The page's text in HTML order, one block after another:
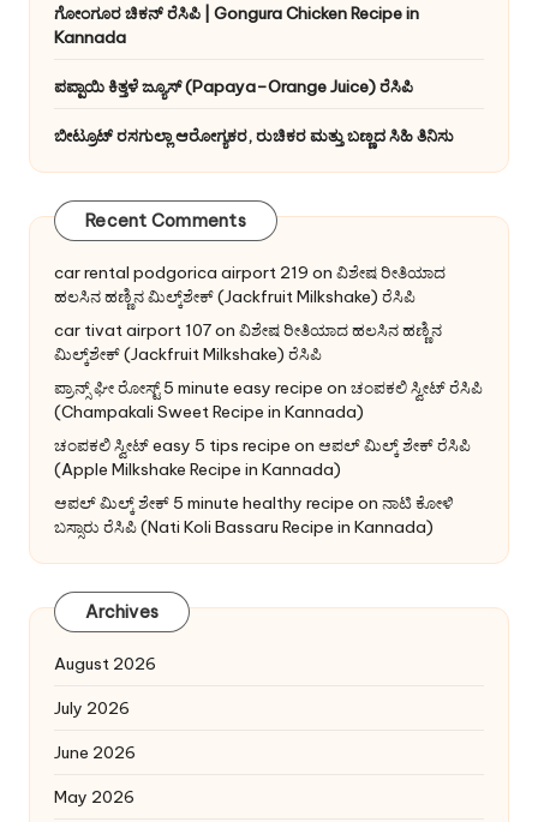
ಗೋಂಗೂರ ಚಿಕನ್ ರೆಸಿಪಿ | Gongura Chicken Recipe in
Kannada
ಪಪ್ಪಾಯಿ ಕಿತ್ತಳೆ ಜ್ಯೂಸ್ (Papaya–Orange Juice) ರೆಸಿಪಿ
ಬೀಟ್ರೂಟ್ ರಸಗುಲ್ಲಾ ಆರೋಗ್ಯಕರ, ರುಚಿಕರ ಮತ್ತು ಬಣ್ಣದ ಸಿಹಿ ತಿನಿಸು
Recent Comments
car rental podgorica airport 219 on ವಿಶೇಷ ರೀತಿಯಾದ
ಹಲಸಿನ ಹಣ್ಣಿನ ಮಿಲ್ಕ್‌ಶೇಕ್ (Jackfruit Milkshake) ರೆಸಿಪಿ
car tivat airport 107on ವಿಶೇಷ ರೀತಿಯಾದ ಹಲಸಿನ ಹಣ್ಣಿನ
ಮಿಲ್ಕ್‌ಶೇಕ್ (Jackfruit Milkshake) ರೆಸಿಪಿ
ಪ್ರಾನ್ಸ್ ಘೀ ರೋಸ್ಟ್ 5 minute easy recipe on ಚಂಪಕಲಿ ಸ್ವೀಟ್ ರೆಸಿಪಿ
(Champakali Sweet Recipe in Kannada)
ಚಂಪಕಲಿ ಸ್ವೀಟ್ easy 5 tips recipe on ಆಪಲ್ ಮಿಲ್ಕ್ ಶೇಕ್ ರೆಸಿಪಿ
(Apple Milkshake Recipe in Kannada)
ಆಪಲ್ ಮಿಲ್ಕ್ ಶೇಕ್ 5 minute healthy recipe on ನಾಟಿ ಕೋಳಿ
ಬಸ್ಸಾರು ರೆಸಿಪಿ (Nati Koli Bassaru Recipe in Kannada)
Archives
August 2026
July 2026
June 2026
May 2026